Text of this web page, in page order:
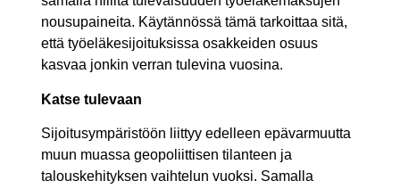
nousupaineita. Käytännössä tämä tarkoittaa sitä,
että työeläkesijoituksissa osakkeiden osuus
kasvaa jonkin verran tulevina vuosina.
Katse tulevaan
Sijoitusympäristöön liittyy edelleen epävarmuutta
muun muassa geopoliittisen tilanteen ja
talouskehityksen vaihtelun vuoksi. Samalla